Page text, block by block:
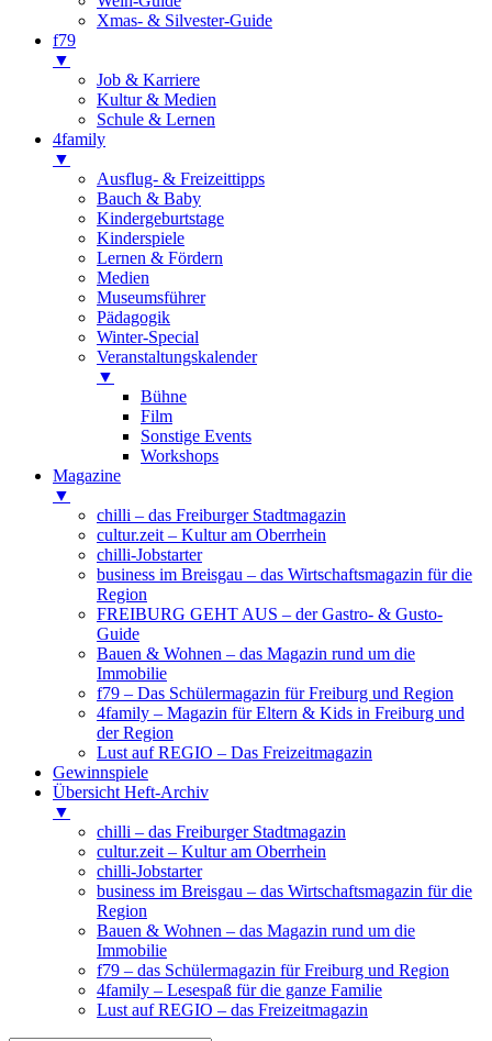
Xmas- & Silvester-Guide
f79
▼
Job & Karriere
Kultur & Medien
Schule & Lernen
4family
▼
Ausflug- & Freizeittipps
Bauch & Baby
Kindergeburtstage
Kinderspiele
Lernen & Fördern
Medien
Museumsführer
Pädagogik
Winter-Special
Veranstaltungskalender
▼
Bühne
Film
Sonstige Events
Workshops
Magazine
▼
chilli – das Freiburger Stadtmagazin
cultur.zeit – Kultur am Oberrhein
chilli-Jobstarter
business im Breisgau – das Wirtschaftsmagazin für die
Region
FREIBURG GEHT AUS – der Gastro- & Gusto-
Guide
Bauen & Wohnen – das Magazin rund um die
Immobilie
f79 – Das Schülermagazin für Freiburg und Region
4family – Magazin für Eltern & Kids in Freiburg und
der Region
Lust auf REGIO – Das Freizeitmagazin
Gewinnspiele
Übersicht Heft-Archiv
▼
chilli – das Freiburger Stadtmagazin
cultur.zeit – Kultur am Oberrhein
chilli-Jobstarter
business im Breisgau – das Wirtschaftsmagazin für die
Region
Bauen & Wohnen – das Magazin rund um die
Immobilie
f79 – das Schülermagazin für Freiburg und Region
4family – Lesespaß für die ganze Familie
Lust auf REGIO – das Freizeitmagazin